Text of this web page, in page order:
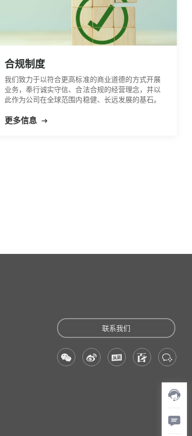
合规制度
我们致力于以符合更高标准的商业道德的方式开展
业务，奉行诚实守信、合法合规的经营理念，并以
此作为公司在全球范围内稳健、长远发展的基石。
更多信息
联系我们